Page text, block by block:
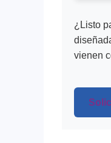
¿Listo
vienen